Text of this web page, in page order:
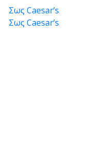
Πλοήγηση
άρθρων
Σως Caesar’s
Σως Caesar’s